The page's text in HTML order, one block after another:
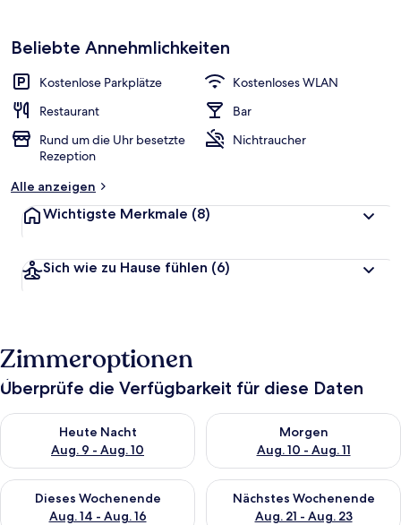
Beliebte Annehmlichkeiten
Kostenlose Parkplätze
Kostenloses WLAN
Restaurant
Bar
Rund um die Uhr besetzte
Rezeption
Nichtraucher
Alle anzeigen
Wichtigste Merkmale (8)
Sich wie zu Hause fühlen (6)
Zimmeroptionen
Überprüfe die Verfügbarkeit für diese Daten
Heute Nacht
Aug. 9 - Aug. 10
Überprüfe die Verfügbarkeit für heute Nacht, Aug. 9 - Aug.
Morgen
Aug. 10 - Aug. 11
Überprüfe die Verfügbarkeit
Dieses Wochenende
Aug. 14 - Aug. 16
Überprüfe die Verfügbarkeit für dieses Wochenende, Aug. 14
Nächstes Wochenende
Aug. 21 - Aug. 23
Überprüfe die Verfügbarkeit